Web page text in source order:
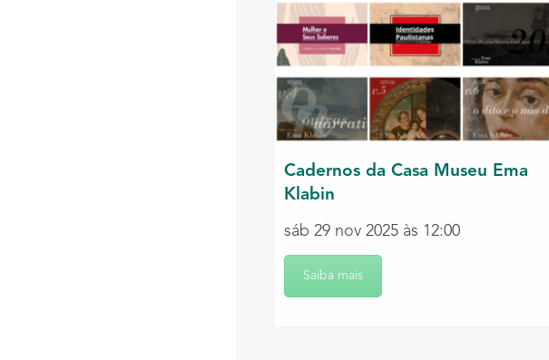
Cadernos da Casa Museu Ema
Klabin
sáb 29 nov 2025 às 12:00
Saiba mais